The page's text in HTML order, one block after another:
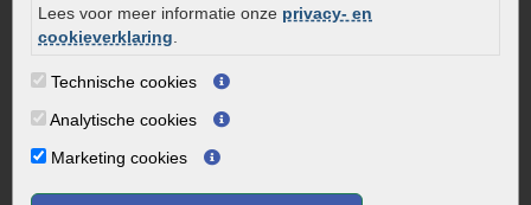
Lees voor meer informatie onze privacy- en
cookieverklaring
Technische cookies
Analytische cookies
Marketing cookies
Routebeschrijving
Openingstijden
Maandag
Dinsdag
Woensdag